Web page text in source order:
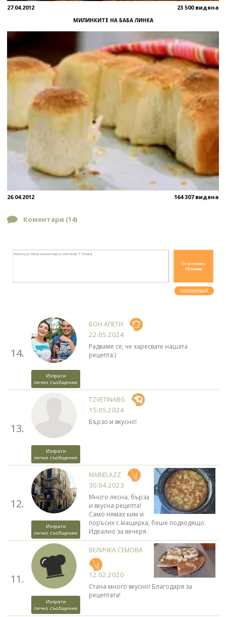
27.04.2012 23 500 видяна
МИЛИНКИТЕ НА БАБА ЛИНКА
26.04.2012 164 307 видяна
Коментари (14)
14.
Изпрати
лично съобщение
БОН АПЕТИ
22.05.2024
Радваме се, че харесвате нашата
рецепта:)
13.
Изпрати
лично съобщение
TZVETINABG
15.05.2024
Бързо и вкусно!
12.
Изпрати
лично съобщение
MARIELAZZ
30.04.2023
Много лесна, бърза
и вкусна рецепта!
Само нямах ким и
поръсих с мащерка, беше подходящо.
Идеално за вечеря.
11.
Изпрати
лично съобщение
ВЕЛИЧКА СЕМОВА
12.02.2020
Стана много вкусно! Благодаря за
рецептата!